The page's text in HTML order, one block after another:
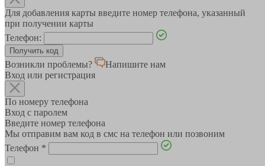
Для добавления карты введите номер телефона, указанный
при получении карты
Телефон:
Возникли проблемы?
Напишите нам
Вход или регистрация
По номеру телефона
Вход с паролем
Введите номер телефона
Мы отправим вам код в смс на телефон или позвоним
Телефон *